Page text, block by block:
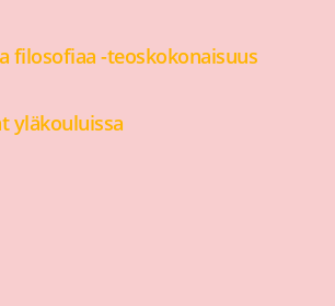
filosofiaa -teoskokonaisuus
yläkouluissa